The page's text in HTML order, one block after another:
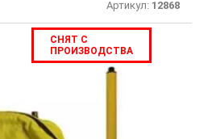
Артикул: 12868
СНЯТ С
ПРОИЗВОДСТВА